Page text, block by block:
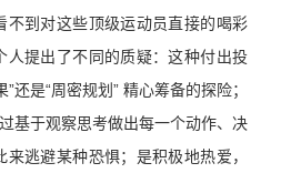
不到对这些顶级运动员直接的喝彩
人提出了不同的质疑：这种付出投
还是“周密规划” 精心筹备的探险；
基于观察思考做出每一个动作、决
逃避某种恐惧；是积极地热爱，